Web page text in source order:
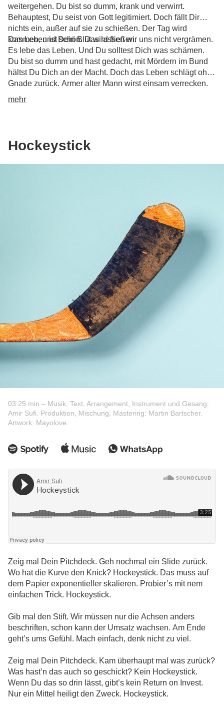
weitergehen. Du bist so dumm, krank und verwirrt.
Behauptest, Du seist von Gott legitimiert. Doch fällt Dir
nichts ein, außer auf sie zu schießen. Der Tag wird
kommen, und Dein Blut wird fließen.
Das Leben ist schön. Das lassen wir uns nicht vergrämen.
Es lebe das Leben. Und Du solltest Dich was schämen.
Du bist so dumm und hast gedacht, mit Mördern im Bund
hältst Du Dich an der Macht. Doch das Leben schlägt ohne
Gnade zurück. Armer alter Mann wirst einsam verrecken.
Krepieren wie ein Hund, es lebe das Leben. Der Tag wird
kommen, es lebe das Leben.
mehr
Hockeystick
03:25 min – Musik, Text, Arrangement, Instrument und Gesang:
Amir Sufi. Produktion, Mischung, Mastering: Martin Bartscher.
Artwork: Mayolove.
Zeig mal Dein Pitchdeck. Geh nochmal ein Slide zurück.
Wo hat die Kurve den Knick? Hockeystick. Das muss auf
dem Papier exponentieller skalieren. Probier’s mit nem
einfachen Trick. Hockeystick.
Gib mal den Stift. Wir müssen nur die Achsen anders
beschriften, schon kann der Umsatz wachsen. Am Ende
geht’s ums Gefühl. Mach einfach, denk nicht zu viel.
Zeig mal Dein Pitchdeck. Kam überhaupt mal was zurück?
Was hast’n das auch so geschickt? Kein Hockeystick.
Wenn Du das so drin lässt, gibt’s kein Return on Invest.
Nur ein Mittel heiligt den Zweck. Hockeystick.